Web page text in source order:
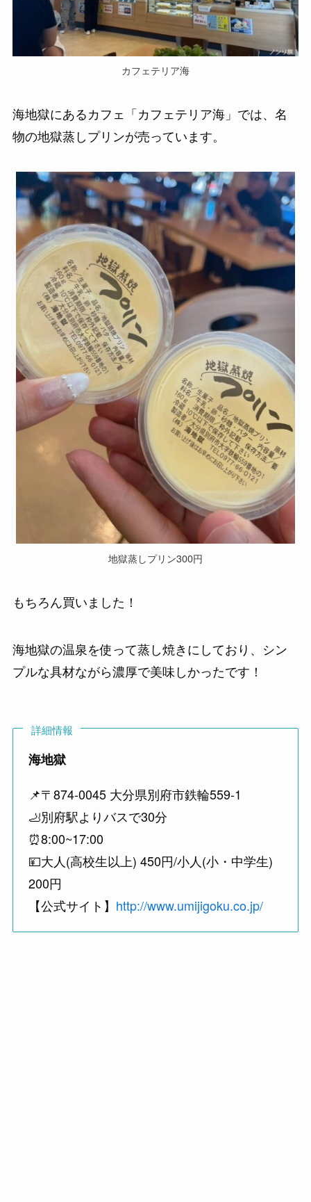
カフェテリア海
海地獄にあるカフェ「カフェテリア海」では、名
物の地獄蒸しプリンが売っています。
地獄蒸しプリン300円
もちろん買いました！
海地獄の温泉を使って蒸し焼きにしており、シン
プルな具材ながら濃厚で美味しかったです！
詳細情報
海地獄
📌〒874-0045 大分県別府市鉄輪559-1
🦶別府駅よりバスで30分
⏰8:00~17:00
💴大人(高校生以上) 450円/小人(小・中学生)
200円
【公式サイト】 http://www.umijigoku.co.jp/